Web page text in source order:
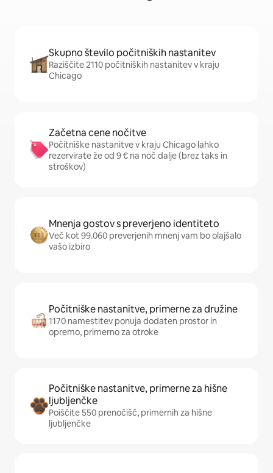
Skupno število počitniških nastanitev
Raziščite 2110 počitniških nastanitev v kraju
Chicago
Začetna cene nočitve
Počitniške nastanitve v kraju Chicago lahko
rezervirate že od 9 € na noč dalje (brez taks in
stroškov)
Mnenja gostov s preverjeno identiteto
Več kot 99.060 preverjenih mnenj vam bo olajšalo
vašo izbiro
Počitniške nastanitve, primerne za družine
1170 namestitev ponuja dodaten prostor in
opremo, primerno za otroke
Počitniške nastanitve, primerne za hišne
ljubljenčke
Poiščite 550 prenočišč, primernih za hišne
ljubljenčke